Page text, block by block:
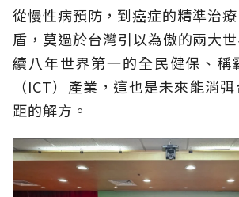
從慢性病預防，到癌症的精準治
盾，莫過於台灣引以為傲的兩大
續八年世界第一的全民健保、稱
（ICT）產業，這也是未來能消
距的解方。